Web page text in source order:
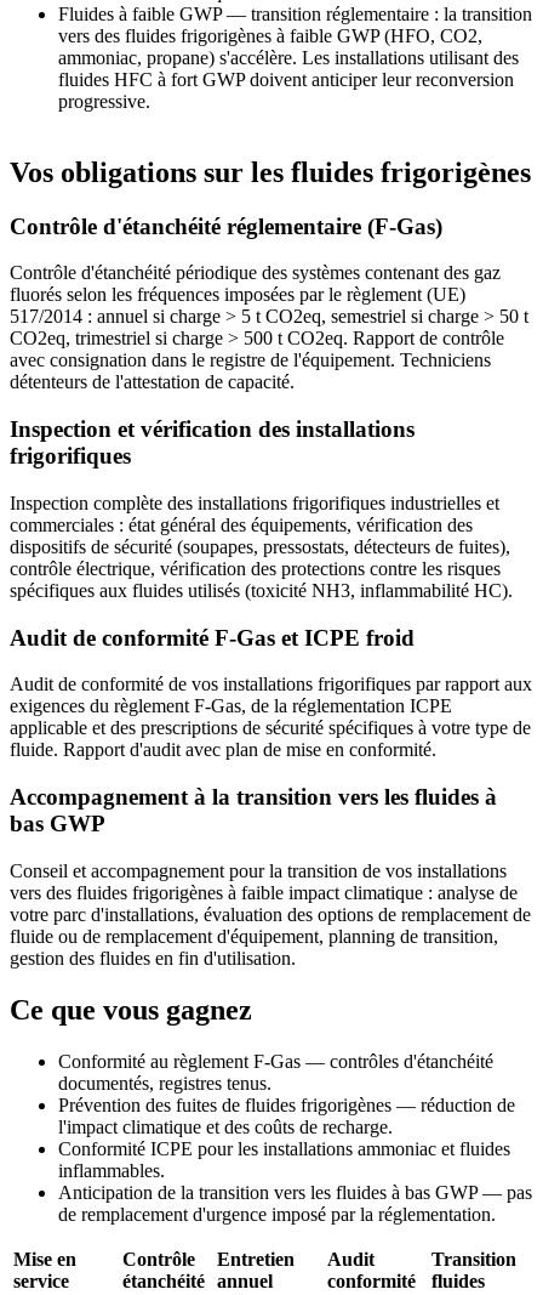
Fluides à faible GWP — transition réglementaire : la transition
vers des fluides frigorigènes à faible GWP (HFO, CO2,
ammoniac, propane) s'accélère. Les installations utilisant des
fluides HFC à fort GWP doivent anticiper leur reconversion
progressive.
Vos obligations sur les fluides frigorigènes
Contrôle d'étanchéité réglementaire (F-Gas)
Contrôle d'étanchéité périodique des systèmes contenant des gaz
fluorés selon les fréquences imposées par le règlement (UE)
517/2014 : annuel si charge > 5 t CO2eq, semestriel si charge > 50 t
CO2eq, trimestriel si charge > 500 t CO2eq. Rapport de contrôle
avec consignation dans le registre de l'équipement. Techniciens
détenteurs de l'attestation de capacité.
Inspection et vérification des installations
frigorifiques
Inspection complète des installations frigorifiques industrielles et
commerciales : état général des équipements, vérification des
dispositifs de sécurité (soupapes, pressostats, détecteurs de fuites),
contrôle électrique, vérification des protections contre les risques
spécifiques aux fluides utilisés (toxicité NH3, inflammabilité HC).
Audit de conformité F-Gas et ICPE froid
Audit de conformité de vos installations frigorifiques par rapport aux
exigences du règlement F-Gas, de la réglementation ICPE
applicable et des prescriptions de sécurité spécifiques à votre type de
fluide. Rapport d'audit avec plan de mise en conformité.
Accompagnement à la transition vers les fluides à
bas GWP
Conseil et accompagnement pour la transition de vos installations
vers des fluides frigorigènes à faible impact climatique : analyse de
votre parc d'installations, évaluation des options de remplacement de
fluide ou de remplacement d'équipement, planning de transition,
gestion des fluides en fin d'utilisation.
Ce que vous gagnez
Conformité au règlement F-Gas — contrôles d'étanchéité
documentés, registres tenus.
Prévention des fuites de fluides frigorigènes — réduction de
l'impact climatique et des coûts de recharge.
Conformité ICPE pour les installations ammoniac et fluides
inflammables.
Anticipation de la transition vers les fluides à bas GWP — pas
de remplacement d'urgence imposé par la réglementation.
Mise en
service
Contrôle
étanchéité
Entretien
annuel
Audit
conformité
Transition
fluides